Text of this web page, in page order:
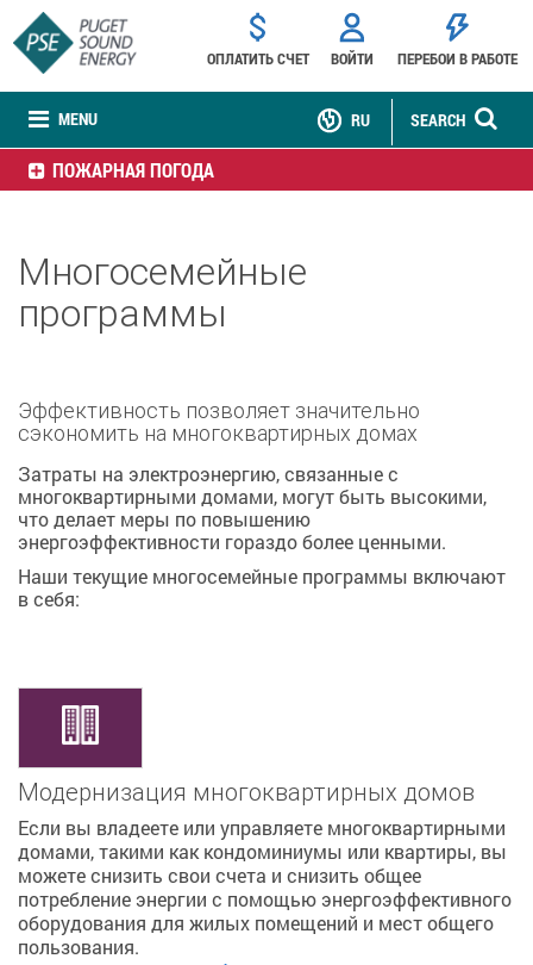
MENU
ОПЛАТИТЬ СЧЕТ ВОЙТИ ПЕРЕБОИ В РАБОТЕ
SEARCH
RU
ПОЖАРНАЯ ПОГОДА
Многосемейные
программы
Эффективность позволяет значительно
сэкономить на многоквартирных домах
Затраты на электроэнергию, связанные с
многоквартирными домами, могут быть высокими,
что делает меры по повышению
энергоэффективности гораздо более ценными.
Наши текущие многосемейные программы включают
в себя:
Модернизация многоквартирных домов
Если вы владеете или управляете многоквартирными
домами, такими как кондоминиумы или квартиры, вы
можете снизить свои счета и снизить общее
потребление энергии с помощью энергоэффективного
оборудования для жилых помещений и мест общего
пользования.